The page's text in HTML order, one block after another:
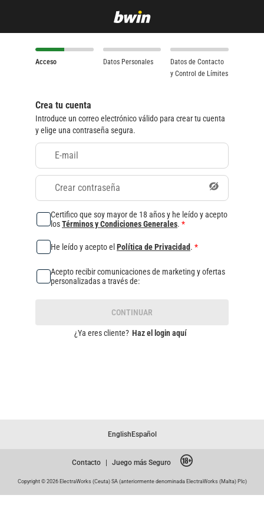
Acceso Datos Personales
Datos de Contacto
y Control de Límites
Crea tu cuenta
Introduce un correo electrónico válido para crear tu cuenta
y elige una contraseña segura.
E-mail
Crear contraseña
Certifico que soy mayor de 18 años y he leído y acepto
losTérminos y Condiciones Generales. *
He leído y acepto el Política de Privacidad. *
Acepto recibir comunicaciones de marketing y ofertas
personalizadas a través de:
CONTINUAR
¿Ya eres cliente? Haz el login aquí
English Español
Contacto Juego más Seguro
Copyright © 2026 ElectraWorks (Ceuta) SA (anteriormente denominada ElectraWorks (Malta) Plc)